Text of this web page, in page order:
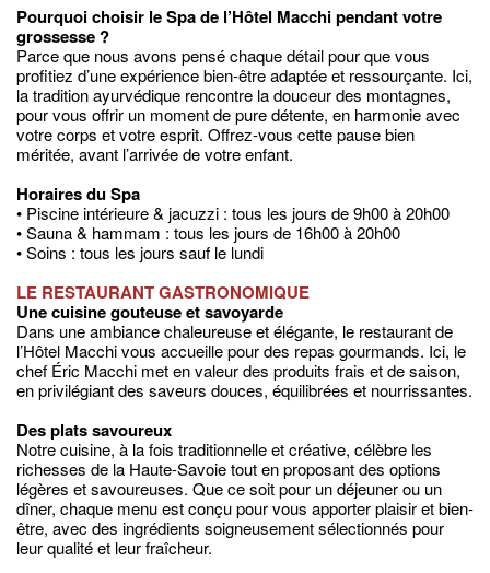
Pourquoi choisir le Spa de l’Hôtel Macchi pendant votre
grossesse ?
Parce que nous avons pensé chaque détail pour que vous
profitiez d’une expérience bien-être adaptée et ressourçante. Ici,
la tradition ayurvédique rencontre la douceur des montagnes,
pour vous offrir un moment de pure détente, en harmonie avec
votre corps et votre esprit. Offrez-vous cette pause bien
méritée, avant l’arrivée de votre enfant.
Horaires du Spa
• Piscine intérieure & jacuzzi : tous les jours de 9h00 à 20h00
• Sauna & hammam : tous les jours de 16h00 à 20h00
• Soins : tous les jours sauf le lundi
LE RESTAURANT GASTRONOMIQUE
Une cuisine gouteuse et savoyarde
Dans une ambiance chaleureuse et élégante, le restaurant de
l’Hôtel Macchi vous accueille pour des repas gourmands. Ici, le
chef Éric Macchi met en valeur des produits frais et de saison,
en privilégiant des saveurs douces, équilibrées et nourrissantes.
Des plats savoureux
Notre cuisine, à la fois traditionnelle et créative, célèbre les
richesses de la Haute-Savoie tout en proposant des options
légères et savoureuses. Que ce soit pour un déjeuner ou un
dîner, chaque menu est conçu pour vous apporter plaisir et bien-
être, avec des ingrédients soigneusement sélectionnés pour
leur qualité et leur fraîcheur.